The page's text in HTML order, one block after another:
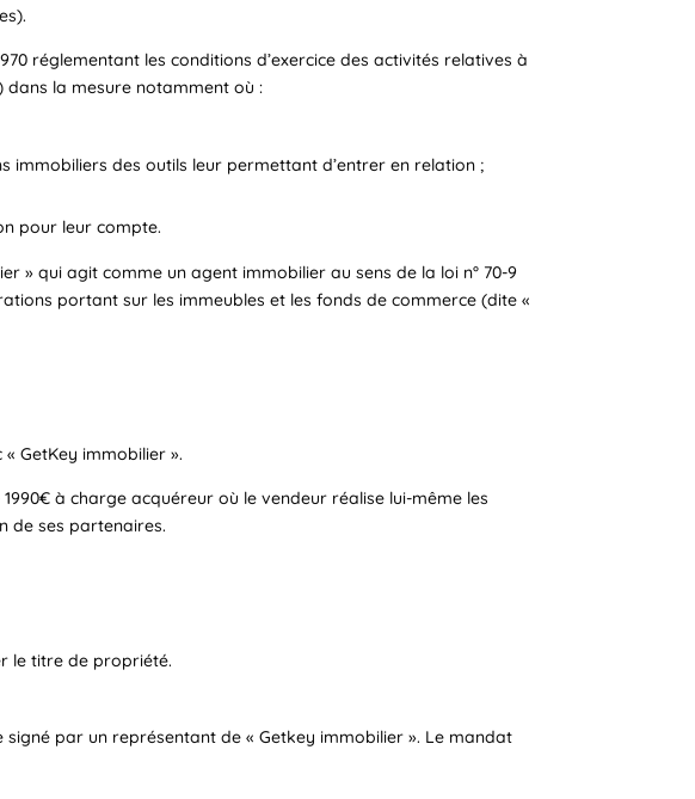
réglementant les conditions d’exercice des activités relatives à
la mesure notamment où :
immobiliers des outils leur permettant d’entrer en relation ;
pour leur compte.
» qui agit comme un agent immobilier au sens de la loi n° 70-9
portant sur les immeubles et les fonds de commerce (dite «
GetKey immobilier ».
à charge acquéreur où le vendeur réalise lui-même les
de ses partenaires.
le titre de propriété.
par un représentant de « Getkey immobilier ». Le mandat